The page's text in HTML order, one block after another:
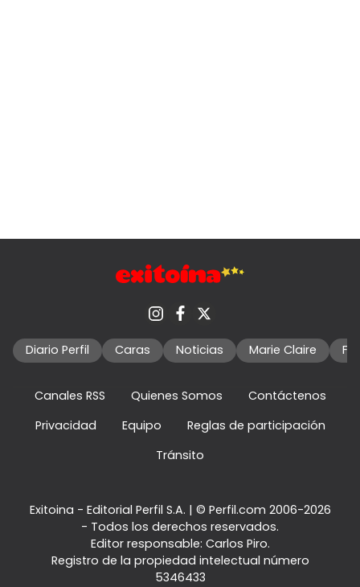
Diario Perfil Caras Noticias Marie Claire
Canales RSS Quienes Somos
Contáctenos
Privacidad
Equipo
Reglas de participación
Tránsito
Exitoina - Editorial Perfil S.A. | © Perfil.com 2006-2026
- Todos los derechos reservados.
Editor responsable: Carlos Piro.
Registro de la propiedad intelectual número
5346433